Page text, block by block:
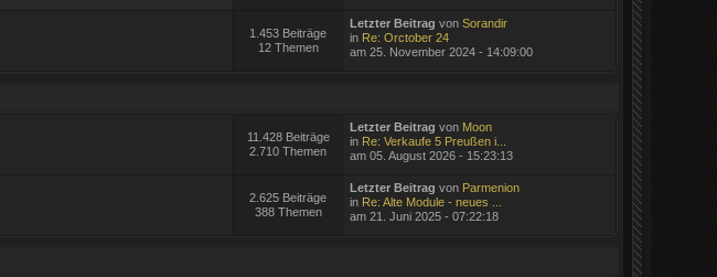
1.453 Beiträge
12 Themen
Letzter Beitrag von Sorandir
in Re: Orctober 24
am 25. November 2024 - 14:09:00
11.428 Beiträge
2.710 Themen
Letzter Beitrag von Moon
in Re: Verkaufe 5 Preußen i...
am 05. August 2026 - 15:23:13
2.625 Beiträge
388 Themen
Letzter Beitrag von Parmenion
in Re: Alte Module - neues ...
am 21. Juni 2025 - 07:22:18